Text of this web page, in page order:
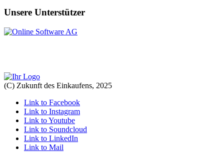
Unsere Unterstützer
(C) Zukunft des Einkaufens, 2025
Link to Facebook
Link to Instagram
Link to Youtube
Link to Soundcloud
Link to LinkedIn
Link to Mail